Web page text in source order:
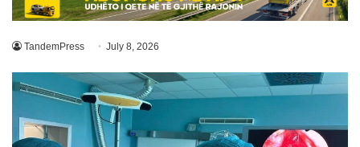
TandemPress July 8, 2026